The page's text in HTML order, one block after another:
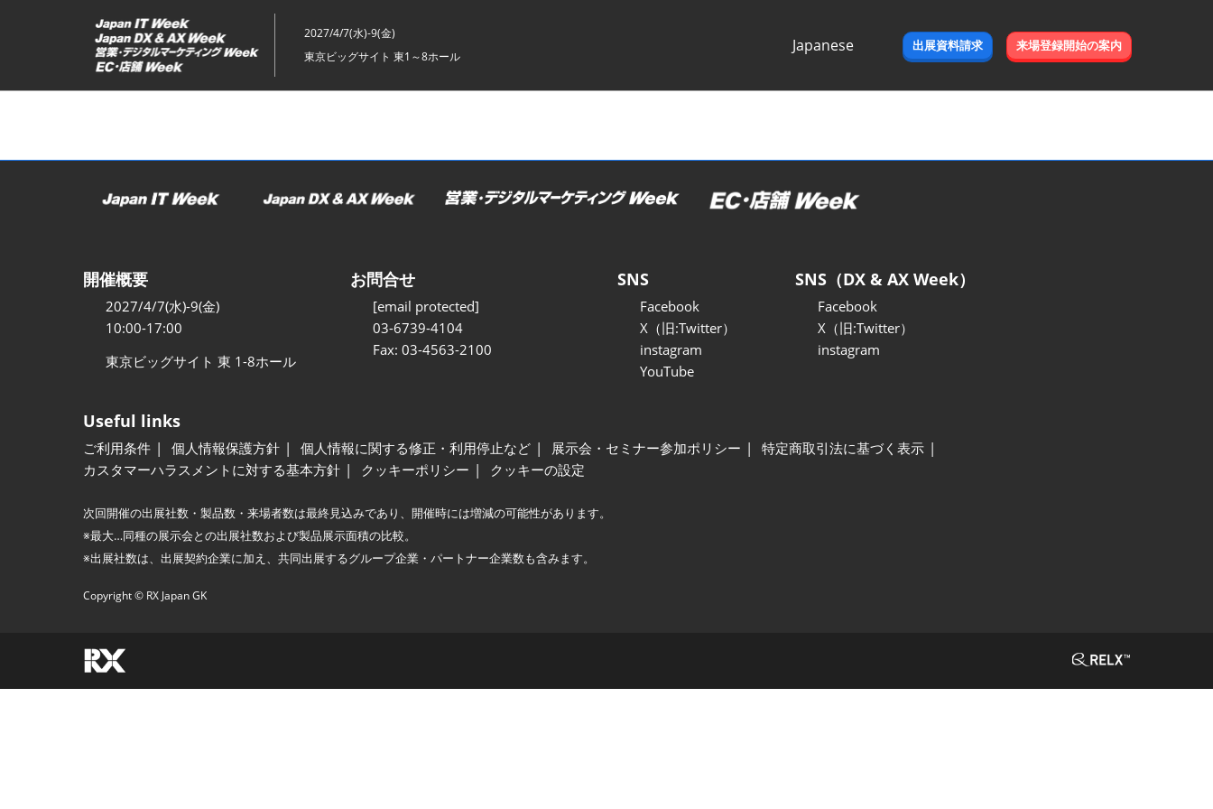
ッ
2027/4/7(水)-9(金)
東京ビッグサイト 東1～8ホール
Japanese
出展資料請求 来場登録開始の案内
開催概要
2027/4/7(水)-9(金)
10:00-17:00
東京ビッグサイト 東 1-8ホール
お問合せ
[email protected]
03-6739-4104
Fax: 03-4563-2100
SNS
Facebook
X（旧:Twitter）
instagram
YouTube
SNS（DX & AX Week）
Facebook
X（旧:Twitter）
instagram
Useful links
ご利用条件 個人情報保護方針 個人情報に関する修正・利用停止など 展示会・セミナー参加ポリシー
特定商取引法に基づく表示
カスタマーハラスメントに対する基本方針
クッキーポリシー クッキーの設定
次回開催の出展社数・製品数・来場者数は最終見込みであり、開催時には増減の可能性があります。
※最大…同種の展示会との出展社数および製品展示面積の比較。
※出展社数は、出展契約企業に加え、共同出展するグループ企業・パートナー企業数も含みます。
Copyright © RX Japan GK